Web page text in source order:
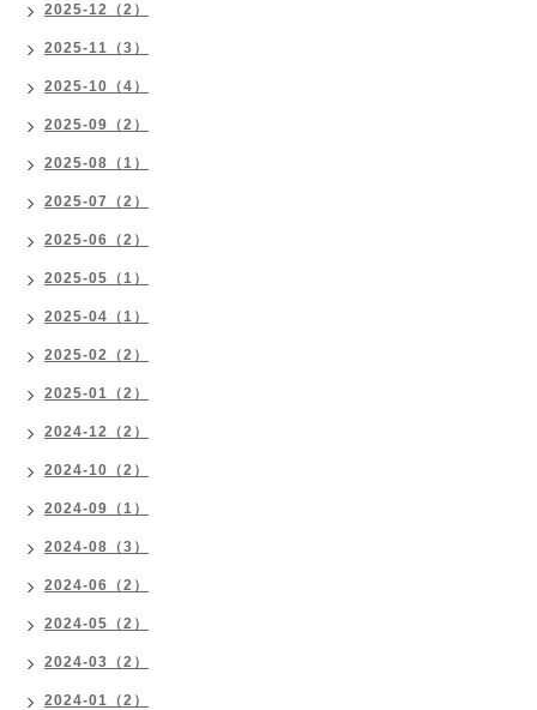
2025-12（2）
2025-11（3）
2025-10（4）
2025-09（2）
2025-08（1）
2025-07（2）
2025-06（2）
2025-05（1）
2025-04（1）
2025-02（2）
2025-01（2）
2024-12（2）
2024-10（2）
2024-09（1）
2024-08（3）
2024-06（2）
2024-05（2）
2024-03（2）
2024-01（2）